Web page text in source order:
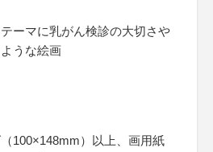
テーマに乳がん検診の大切さや
うな絵画
100×148mm）以上、画用紙